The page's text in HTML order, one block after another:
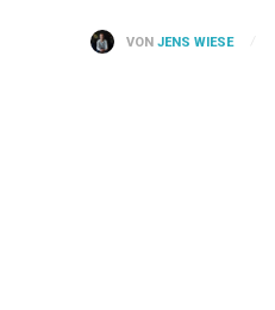
VON JENS WIESE